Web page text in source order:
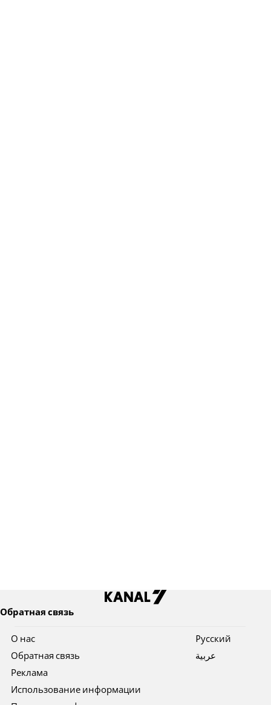
Обратная связь
О нас
Обратная связь
Реклама
Использование информации
Pусский
عربية